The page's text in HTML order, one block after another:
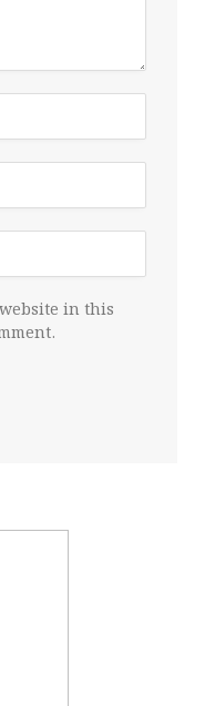
in this